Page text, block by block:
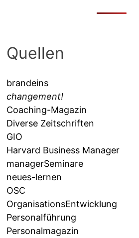
Quellen
brandeins
changement!
Coaching-Magazin
Diverse Zeitschriften
GIO
Harvard Business Manager
managerSeminare
neues-lernen
OSC
OrganisationsEntwicklung
Personalführung
Personalmagazin